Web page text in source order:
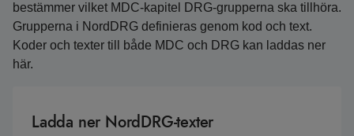
bestämmer vilket MDC-kapitel DRG-grupperna ska tillhöra.
Grupperna i NordDRG definieras genom kod och text.
Koder och texter till både MDC och DRG kan laddas ner
här.
Ladda ner NordDRG-texter